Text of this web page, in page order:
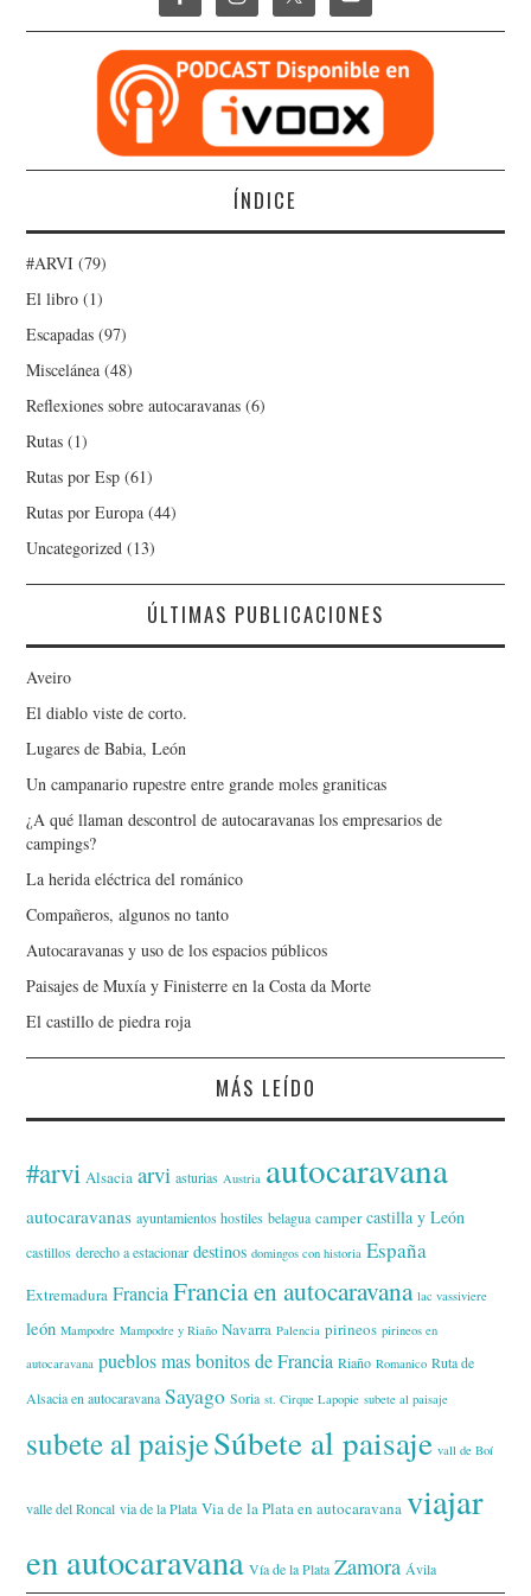
ÍNDICE
#ARVI (79)
El libro (1)
Escapadas (97)
Miscelánea (48)
Reflexiones sobre autocaravanas (6)
Rutas (1)
Rutas por Esp (61)
Rutas por Europa (44)
Uncategorized (13)
ÚLTIMAS PUBLICACIONES
Aveiro
El diablo viste de corto.
Lugares de Babia, León
Un campanario rupestre entre grande moles graniticas
¿A qué llaman descontrol de autocaravanas los empresarios de
campings?
La herida eléctrica del románico
Compañeros, algunos no tanto
Autocaravanas y uso de los espacios públicos
Paisajes de Muxía y Finisterre en la Costa da Morte
El castillo de piedra roja
MÁS LEÍDO
#arvi Alsacia arvi asturias Austria autocaravana
autocaravanas ayuntamientos hostiles belagua camper castilla y León
castillos derecho a estacionar destinos domingos con historia España
Extremadura Francia Francia en autocaravana lac vassiviere
león Mampodre Mampodre y Riaño Navarra Palencia pirineos pirineos en
autocaravana pueblos mas bonitos de Francia Riaño Romanico Ruta de
Alsacia en autocaravana Sayago Soria st. Cirque Lapopie subete al paisaje
subete al paisjeSúbete al paisaje vall de Boí
valle del Roncal via de la Plata Via de la Plata en autocaravana viajar
en autocaravana Vía de la Plata Zamora Ávila